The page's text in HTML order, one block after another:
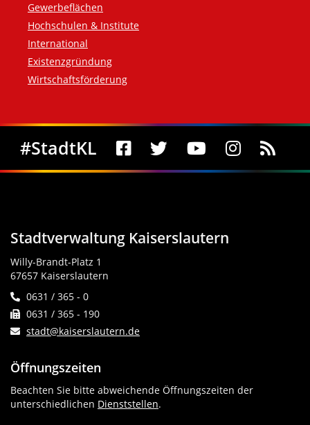
Gewerbeflächen
Hochschulen & Institute
International
Existenzgründung
Wirtschaftsförderung
Social Media
#StadtKL
Stadtverwaltung Kaiserslautern
Willy-Brandt-Platz 1
67657 Kaiserslautern
0631 / 365 - 0
0631 / 365 - 190
stadt@kaiserslautern.de
Öffnungszeiten
Beachten Sie bitte abweichende Öffnungszeiten der
unterschiedlichen Dienststellen.